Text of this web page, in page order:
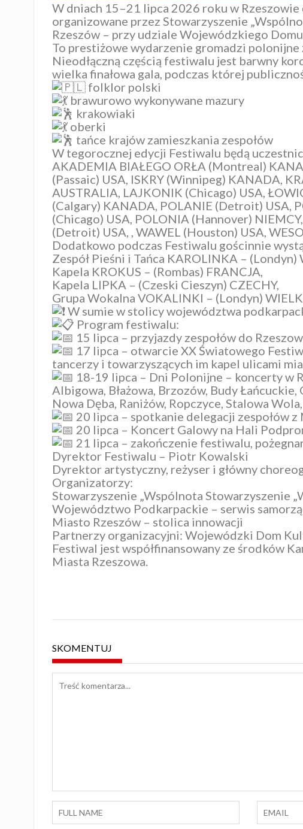
W dniach 15–21 lipca 2026 roku w
organizowane przez Stowarzyszenie
Rzeszów – przy udziale Wojewódzkiego
To prestiżowe wydarzenie gromadzi polonijne
Nieodłączną częścią festiwalu jest barwny
wielka finałowa gala, podczas której
folklor polski
brawurowo wykonywane mazury
krakowiaki
oberki
tańce krajów zamieszkania zespołów
W tegorocznej edycji Festiwalu będą
AKADEMIA BIAŁEGO ORŁA (Montreal)
(Passaic) USA, ISKRY (Winnipeg) KANADA,
AUSTRALIA, LAJKONIK (Chicago) USA,
(Calgary) KANADA, POLANIE (Detroit) USA,
(Chicago) USA, POLONIA (Hannover)
(Detroit) USA, , WAWEL (Houston) USA,
Dodatkowo podczas Festiwalu gościnnie
Zespół Pieśni i Tańca KAROLINKA – (Londyn)
Kapela KROKUS – (Rombas) FRANCJA,
Kapela LIPKA – (Czeski Cieszyn) CZECHY,
Grupa Wokalna VOKALINKI – (Londyn)
W sumie w stolicy województwa
Program festiwalu:
15 lipca – przyjazdy zespołów do
17 lipca – otwarcie XX Światowego
tancerzy i towarzyszących im kapel ulicami
18-19 lipca – Dni Polonijne – koncerty w
Albigowa, Błażowa, Brzozów, Budy
Nowa Dęba, Raniżów, Ropczyce, Stalowa
20 lipca – spotkanie delegacji zespołów
20 lipca – Koncert Galowy na Hali
21 lipca – zakończenie festiwalu,
Dyrektor Festiwalu – Piotr Kowalski
Dyrektor artystyczny, reżyser i główny
Organizatorzy:
Stowarzyszenie „Wspólnota Stowarzyszenie
Województwo Podkarpackie – serwis
Miasto Rzeszów – stolica innowacji
Partnerzy organizacyjni: Wojewódzki Dom
Festiwal jest współfinansowany ze środków
Miasta Rzeszowa.
SKOMENTUJ